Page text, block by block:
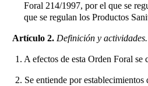
Foral 214/1997, por el que se
que se regulan los Productos
Artículo 2. Definición y actividades.
1. A efectos de esta Orden Foral
2. Se entiende por